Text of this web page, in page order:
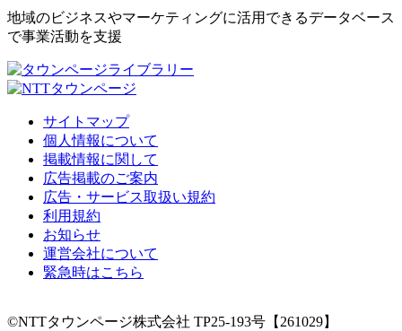
地域のビジネスやマーケティングに活用できるデータベース
で事業活動を支援
サイトマップ
個人情報について
掲載情報に関して
広告掲載のご案内
広告・サービス取扱い規約
利用規約
お知らせ
運営会社について
緊急時はこちら
©NTTタウンページ株式会社 TP25-193号【261029】